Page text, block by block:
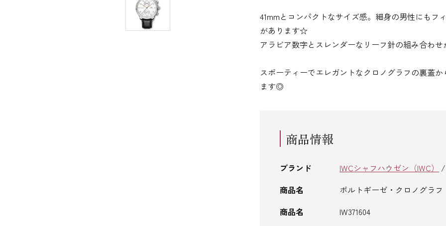
41mmとコンパクトなサイズ感。細身の男性にも
があります☆
アラビア数字とスレンダーなリーフ針の組み合わ
スポーティーでエレガントなクロノグラフの裏蓋
ます◎
商品情報
ブランド IWCシャフハウゼン（IWC）
商品名
ポルトギーゼ・クロノグラフ
商品名
IW371604